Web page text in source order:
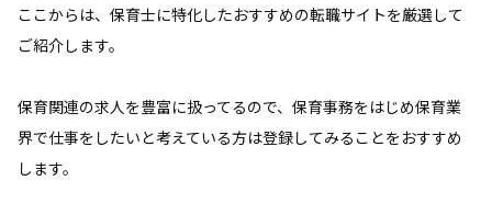
ここからは、保育士に特化したおすすめの転職サイトを厳選して
ご紹介します。
保育関連の求人を豊富に扱ってるので、保育事務をはじめ保育業
界で仕事をしたいと考えている方は登録してみることをおすすめ
します。